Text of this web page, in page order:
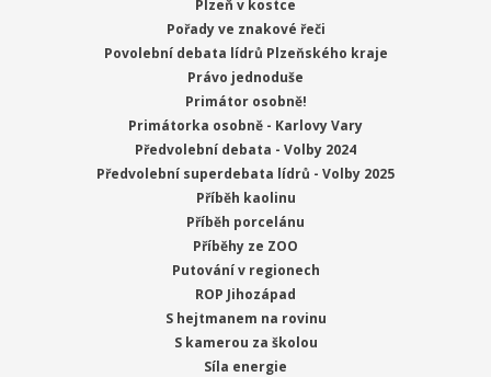
Plzeň v kostce
Pořady ve znakové řeči
Povolební debata lídrů Plzeňského kraje
Právo jednoduše
Primátor osobně!
Primátorka osobně - Karlovy Vary
Předvolební debata - Volby 2024
Předvolební superdebata lídrů - Volby 2025
Příběh kaolinu
Příběh porcelánu
Příběhy ze ZOO
Putování v regionech
ROP Jihozápad
S hejtmanem na rovinu
S kamerou za školou
Síla energie